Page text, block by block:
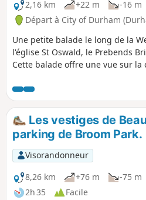
2,16 km +22 m -16 m
Départ à City of Durham
Une petite balade le long de la
l'église St Oswald, le Prebends
Cette balade offre une vue sur
porte restante des remparts de la
Les vestiges de
parking de Broom Park.
Visorandonneur
8,26 km
+76 m
-75 m
2h 35
Facile